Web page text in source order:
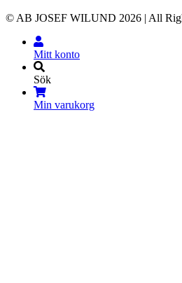
© AB JOSEF WILUND 2026 | All
Mitt konto
Sök
Min varukorg